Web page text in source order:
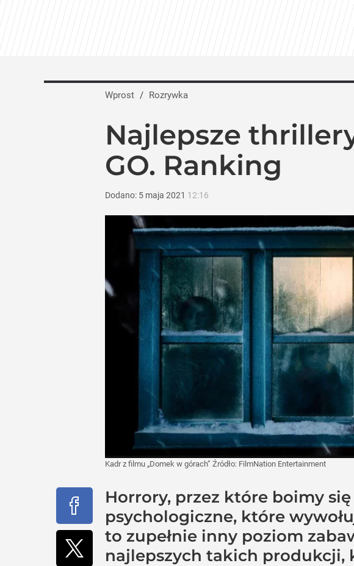
Tego sondażu premier nie może zlekceważyć.
Jesień pełna hitów w TVN. Jubileusze, „Azja Express”
Wprost / Rozrywka
Najlepsze
GO. Ranking
Dodano: 5 maja 2021 12:16
Kadr z filmu „Domek w górach” Źródło: FilmNation Entertainment
Horrory, przez które boimy
psychologiczne, które
to zupełnie inny poziom
najlepszych takich produkcji,